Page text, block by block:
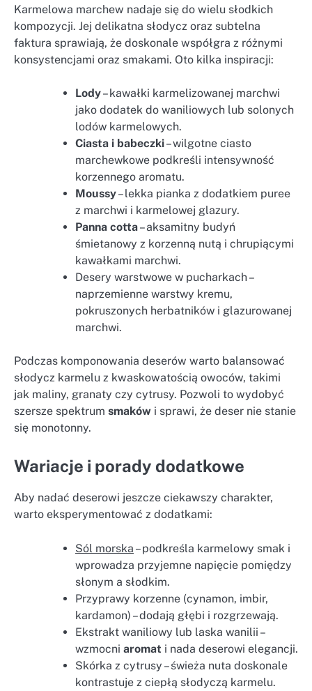
Karmelowa marchew nadaje się do wielu słodkich
kompozycji. Jej delikatna słodycz oraz subtelna
faktura sprawiają, że doskonale współgra z różnymi
konsystencjami oraz smakami. Oto kilka inspiracji:
Lody– kawałki karmelizowanej marchwi
jako dodatek do waniliowych lub solonych
lodów karmelowych.
Ciasta i babeczki– wilgotne ciasto
marchewkowe podkreśli intensywność
korzennego aromatu.
Moussy– lekka pianka z dodatkiem puree
z marchwi i karmelowej glazury.
Panna cotta– aksamitny budyń
śmietanowy z korzenną nutą i chrupiącymi
kawałkami marchwi.
Desery warstwowe w pucharkach –
naprzemienne warstwy kremu,
pokruszonych herbatników i glazurowanej
marchwi.
Podczas komponowania deserów warto balansować
słodycz karmelu z kwaskowatością owoców, takimi
jak maliny, granaty czy cytrusy. Pozwoli to wydobyć
szersze spektrum smaków i sprawi, że deser nie stanie
się monotonny.
Wariacje i porady dodatkowe
Aby nadać deserowi jeszcze ciekawszy charakter,
warto eksperymentować z dodatkami:
Sól morska – podkreśla karmelowy smak i
wprowadza przyjemne napięcie pomiędzy
słonym a słodkim.
Przyprawy korzenne (cynamon, imbir,
kardamon) – dodają głębi i rozgrzewają.
Ekstrakt waniliowy lub laska wanilii –
wzmocni aromat i nada deserowi elegancji.
Skórka z cytrusy – świeża nuta doskonale
kontrastuje z ciepłą słodyczą karmelu.